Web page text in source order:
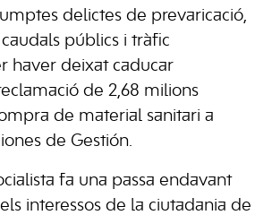
delictes de prevaricació,
públics i tràfic
haver deixat caducar
de 2,68 milions
de material sanitari a
de Gestión.
fa una passa endavant
interessos de la ciutadania de